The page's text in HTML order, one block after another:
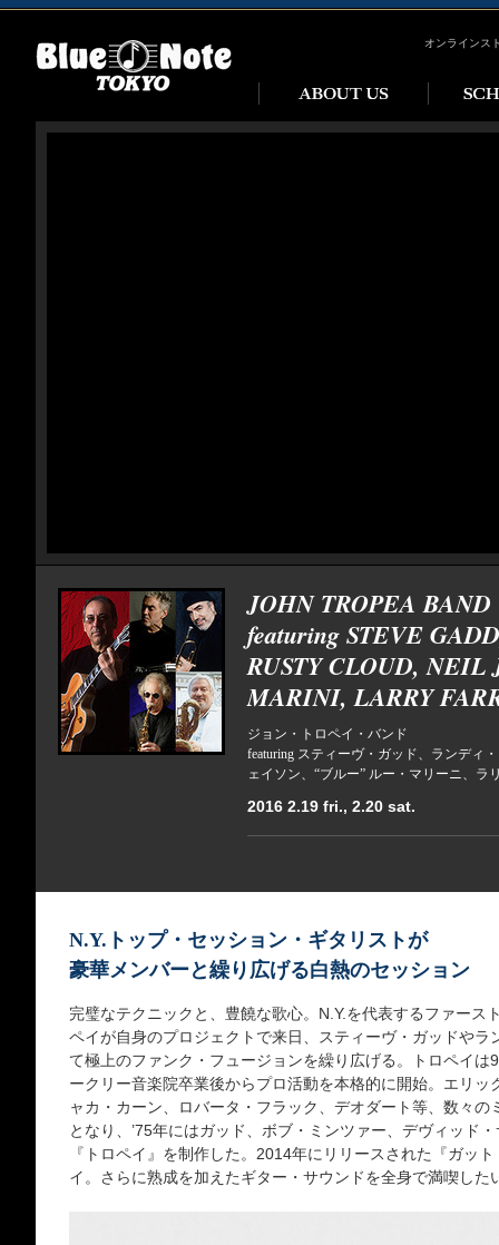
オンラインス
JOHN TROPEA BAND
featuring STEVE
RUSTY CLOUD,
MARINI, LARRY
ジョン・トロペイ・バンド
featuring スティーヴ・ガッド、ランディ
ェイソン、“ブルー” ルー・マリーニ、
2016 2.19 fri., 2.20 sat.
N.Y.トップ・セッション・ギタリストが
豪華メンバーと繰り広げる白熱のセッション
完璧なテクニックと、豊饒な歌心。N.Y.を代表するファース
ペイが自身のプロジェクトで来日、スティーヴ・ガッドや
て極上のファンク・フュージョンを繰り広げる。トロペイ
ークリー音楽院卒業後からプロ活動を本格的に開始。エリ
ャカ・カーン、ロバータ・フラック、デオダート等、数々
となり、’75年にはガッド、ボブ・ミンツァー、デヴィッド
『トロペイ』を制作した。2014年にリリースされた『ガッ
イ。さらに熟成を加えたギター・サウンドを全身で満喫した